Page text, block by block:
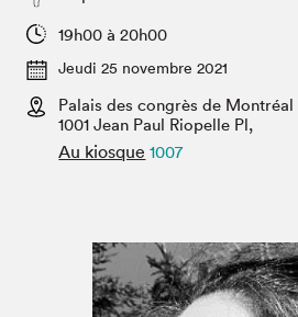
Espace médias
Espace exposant⋅e⋅s
Espace pro
Club de lecture
Projets partenaires 2022
Archives
19h00 à 20h00
Jeudi 25 novembre 2021
Palais des congrès de Montréal
1001 Jean Paul Riopelle Pl,
Au kiosque 1007